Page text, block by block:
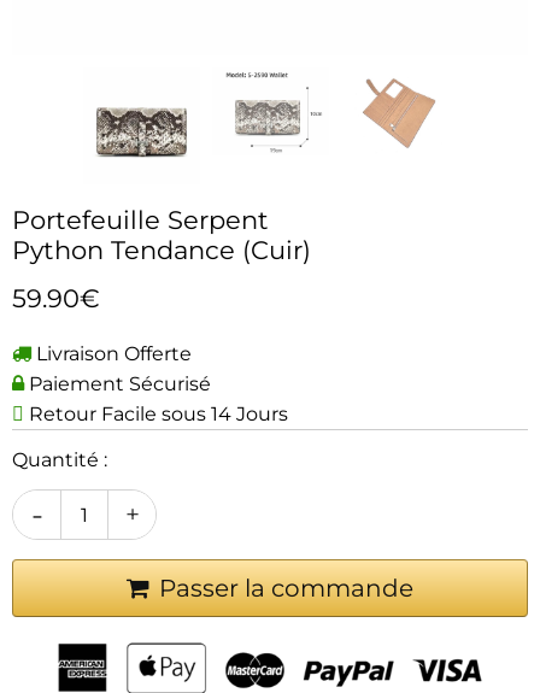
Portefeuille Serpent
Python Tendance (Cuir)
59.90€
Livraison Offerte
Paiement Sécurisé
Retour Facile sous 14 Jours
Quantité :
+
-
Passer la commande